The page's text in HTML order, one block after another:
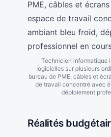
Technicien informatique
logicielles sur plusieurs
bureau de PME, câbles et
de travail concentré avec
déploiement
Réalités